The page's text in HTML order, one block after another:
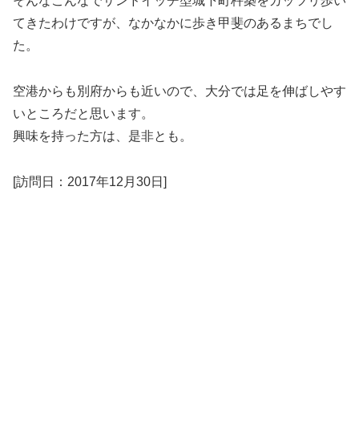
てきたわけですが、なかなかに歩き甲斐のあるまちでし
た。
空港からも別府からも近いので、大分では足を伸ばしやす
いところだと思います。
興味を持った方は、是非とも。
[訪問日：2017年12月30日]